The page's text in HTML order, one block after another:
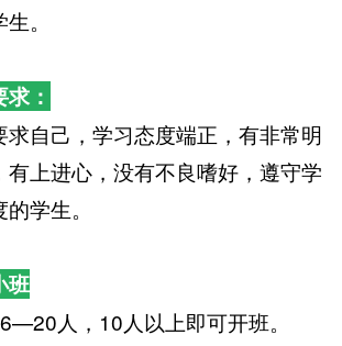
。
：
自己，学习态度端正，有非常明
上进心，没有不良嗜好，遵守学
学生。
班
人，10人以上即可开班。